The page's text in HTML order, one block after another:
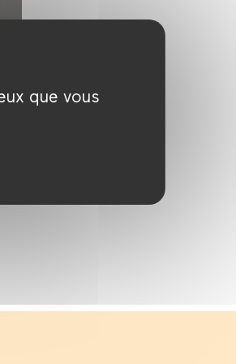
que vous